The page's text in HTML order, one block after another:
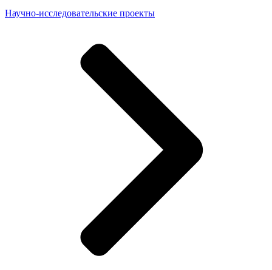
Научно-исследовательские проекты